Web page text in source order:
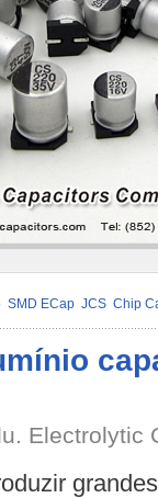
SMD ECap JCS Chip
Electrolytic